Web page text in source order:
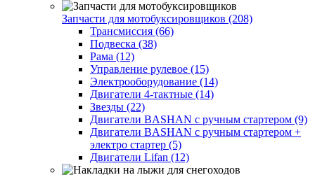
Запчасти для мотобуксировщиков (208)
Трансмиссия (66)
Подвеска (38)
Рама (12)
Управление рулевое (15)
Электрооборудование (14)
Двигатели 4-тактные (14)
Звезды (22)
Двигатели BASHAN с ручным стартером (9)
Двигатели BASHAN с ручным стартером +
электро стартер (5)
Двигатели Lifan (12)